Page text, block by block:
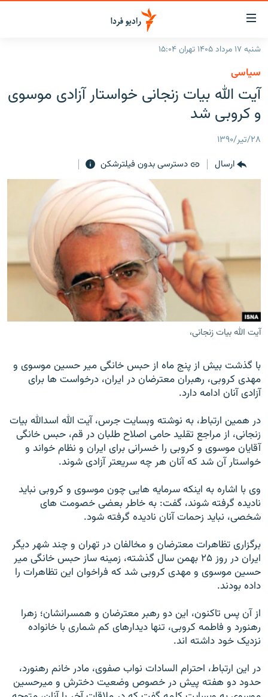
لینک‌های
قابلیت
دسترسی
بازگشت
به
منوی
اصلی
رفتن
صفحه
جستجو
ایران
جهان
برنامه‌های رادیویی
پادکست
چندرسانه‌ای
گزارش‌های ویدئویی
به ما بپیوندید
زبان‌های دیگر
شنبه ۱۷ مرداد ۱۴۰۵ تهران ۱۵:۰۴
سیاسی
آیت الله بیات زنجانی خواستار آزادی موسوی
و کروبی شد
۲۸/تیر/۱۳۹۰
ارسال
دسترسی بدون فیلترشکن
آيت الله بيات زنجانی،
با گذشت بيش از پنج ماه از حبس خانگی مير حسين موسوی و
مهدی کروبی، رهبران معترضان در ايران، درخواست ها برای
آزادی آنان ادامه دارد.
در همين ارتباط، به نوشته وبسايت جرس، آيت الله اسدالله بيات
زنجانی، از مراجع تقليد حامی اصلاح طلبان در قم، حبس خانگی
آقايان موسوی و کروبی را خسرانی برای ايران و نظام خواند و
خواستار آن شد که آنان هر چه سريعتر آزادی شوند.
وی با اشاره به اينکه سرمايه هايی چون موسوی و کروبی نبايد
ناديده گرفته شوند، گفت: به خاطر بعضی خصومت های
شخصی، نبايد زحمات آنان ناديده گرفته شود.
برگزاری تظاهرات معترضان و مخالفان در تهران و چند شهر ديگر
ايران در روز ۲۵ بهمن سال گذشته، زمينه ساز حبس خانگی مير
حسين موسوی و مهدی کروبی شد که فراخوان اين تظاهرات را
داده بودند.
از آن پس تاکنون، اين دو رهبر معترضان و همسرانشان؛ زهرا
رهنورد و فاطمه کروبی، تنها ديدارهای کم شماری با خانواده
نزديک خود داشته اند.
در اين ارتباط، احترام السادات نواب صفوی، مادر خانم رهنورد،
حدود دو هفته پيش در خصوص وضعيت دخترش و ميرحسين